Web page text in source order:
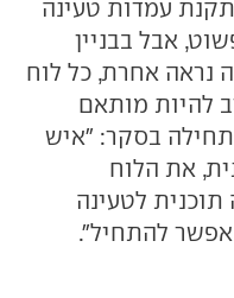
עמדות טעינה
אבל בבניין
נראה אחרת, כל לוח
להיות מותאם
בסקר: "איש
את הלוח
לטעינה
להתחיל".